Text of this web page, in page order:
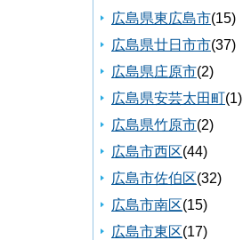
広島県東広島市(15)
広島県廿日市市(37)
広島県庄原市(2)
広島県安芸太田町(1)
広島県竹原市(2)
広島市西区(44)
広島市佐伯区(32)
広島市南区(15)
広島市東区(17)